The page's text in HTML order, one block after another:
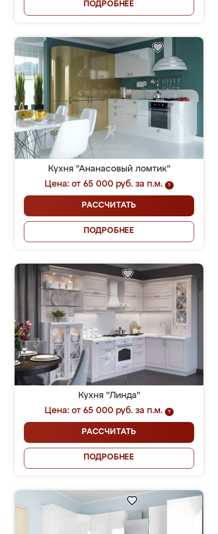
ПОДРОБНЕЕ
Кухня "Ананасовый ломтик"
Цена: от 65 000 руб. за п.м.
?
РАССЧИТАТЬ
ПОДРОБНЕЕ
Кухня "Линда"
Цена: от 65 000 руб. за п.м.
?
РАССЧИТАТЬ
ПОДРОБНЕЕ